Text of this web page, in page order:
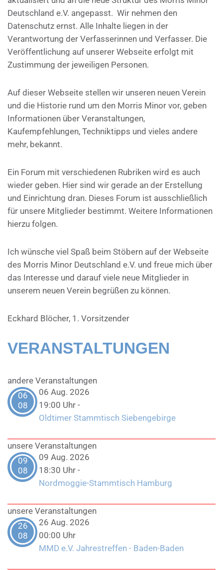
Deutschland e.V. angepasst. Wir nehmen den
Datenschutz ernst. Alle Inhalte liegen in der
Verantwortung der Verfasserinnen und Verfasser. Die
Veröffentlichung auf unserer Webseite erfolgt mit
Zustimmung der jeweiligen Personen.
Auf dieser Webseite stellen wir unseren neuen Verein
und die Historie rund um den Morris Minor vor, geben
Informationen über Veranstaltungen,
Kaufempfehlungen, Techniktipps und vieles andere
mehr, bekannt.
Ein Forum mit verschiedenen Rubriken wird es auch
wieder geben. Hier sind wir gerade an der Erstellung
und Einrichtung dran. Dieses Forum ist ausschließlich
für unsere Mitglieder bestimmt. Weitere Informationen
hierzu folgen.
Ich wünsche viel Spaß beim Stöbern auf der Webseite
des Morris Minor Deutschland e.V. und freue mich über
das Interesse und darauf viele neue Mitglieder in
unserem neuen Verein begrüßen zu können.
Eckhard Blöcher, 1. Vorsitzender
VERANSTALTUNGEN
andere Veranstaltungen
06
08
06 Aug. 2026
19:00 Uhr -
Oldtimer Stammtisch Siebengebirge
unsere Veranstaltungen
09
08
09 Aug. 2026
18:30 Uhr -
Nordmoggie-Stammtisch Hamburg
unsere Veranstaltungen
26
08
26 Aug. 2026
00:00 Uhr
MMD e.V. Jahrestreffen - Baden-Baden